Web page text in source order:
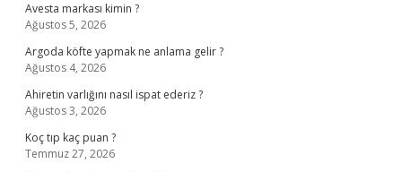
Avesta markası kimin ?
Ağustos 5, 2026
Argoda köfte yapmak ne anlama gelir ?
Ağustos 4, 2026
Ahiretin varlığını nasıl ispat ederiz ?
Ağustos 3, 2026
Koç tıp kaç puan ?
Temmuz 27, 2026